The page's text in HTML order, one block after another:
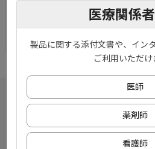
ジセレカの解説資材を掲載してい
医療関係
製品に関する添付文書や、イン
ご利用いただけ
医師
薬剤師
看護師